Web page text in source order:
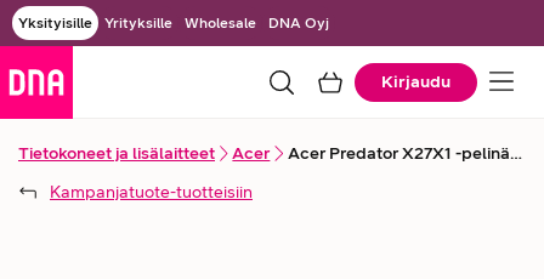
Yksityisille Yrityksille Wholesale DNA Oyj
Kirjaudu
Tietokoneet ja lisälaitteet Acer
Acer Predator X27X1 -pelinäyttö
Kampanjatuote-tuotteisiin